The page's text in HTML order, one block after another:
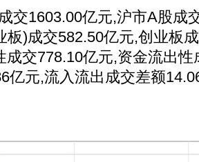
1603.00亿元,沪市A股成
板)成交582.50亿元,创业板
成交778.10亿元,资金流出
亿元,流入流出成交差额